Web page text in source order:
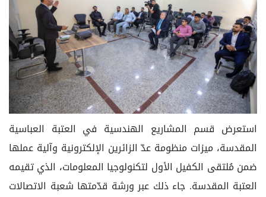
استعرض قسم المشاريع الهندسية في العتبة العباسية
المقدسة، ميزات منظومة عدّ الزائرين الإلكترونية وآلية عملها
ضمن مُلتقى الكفيل الأول لتكنولوجيا المعلومات، الذي تقيمه
العتبة المقدسة. جاء ذلك عبر ورشة قدّمتها شعبة الاتصالات